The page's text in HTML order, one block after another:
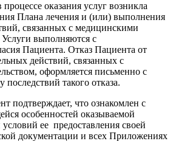
оказания услуг возникла
Плана лечения и (или) выполнения
свя­занных с медицинскими
выполняются с
Пациента. Отказ Пациента от
действий, связанных с
оформляется письменно с
последствий такого отказа.
что ознакомлен с
особенностей оказываемой
ее предоставления своей
документации и всех Приложениях